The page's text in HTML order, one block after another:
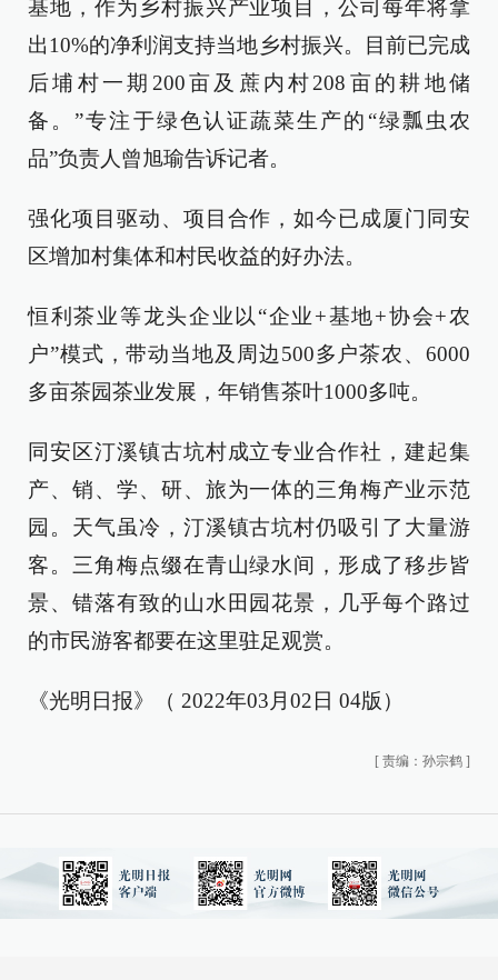
基地，作为乡村振兴产业项目，公司每年将拿
出10%的净利润支持当地乡村振兴。目前已完成
后埔村一期200亩及蔗内村208亩的耕地储
备。”专注于绿色认证蔬菜生产的“绿瓢虫农
品”负责人曾旭瑜告诉记者。
强化项目驱动、项目合作，如今已成厦门同安
区增加村集体和村民收益的好办法。
恒利茶业等龙头企业以“企业+基地+协会+农
户”模式，带动当地及周边500多户茶农、6000
多亩茶园茶业发展，年销售茶叶1000多吨。
同安区汀溪镇古坑村成立专业合作社，建起集
产、销、学、研、旅为一体的三角梅产业示范
园。天气虽冷，汀溪镇古坑村仍吸引了大量游
客。三角梅点缀在青山绿水间，形成了移步皆
景、错落有致的山水田园花景，几乎每个路过
的市民游客都要在这里驻足观赏。
《光明日报》（ 2022年03月02日 04版）
[ 责编：孙宗鹤 ]